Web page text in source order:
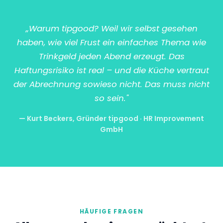
„Warum tipgood? Weil wir selbst gesehen
haben, wie viel Frust ein einfaches Thema wie
Trinkgeld jeden Abend erzeugt. Das
Haftungsrisiko ist real – und die Küche vertraut
der Abrechnung sowieso nicht. Das muss nicht
so sein."
— Kurt Beckers, Gründer tipgood · HR Improvement
GmbH
HÄUFIGE FRAGEN